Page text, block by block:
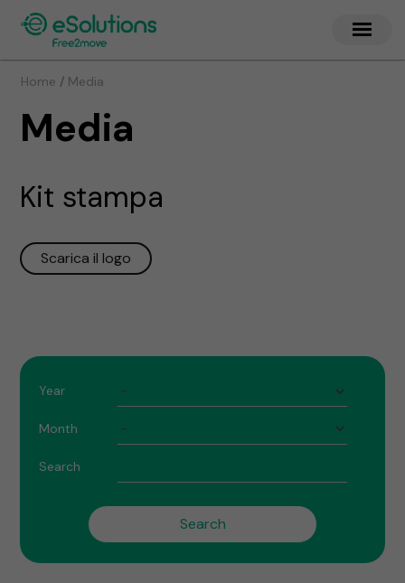
Home / Media
Media
Kit stampa
Scarica il logo
Year
Month
Search